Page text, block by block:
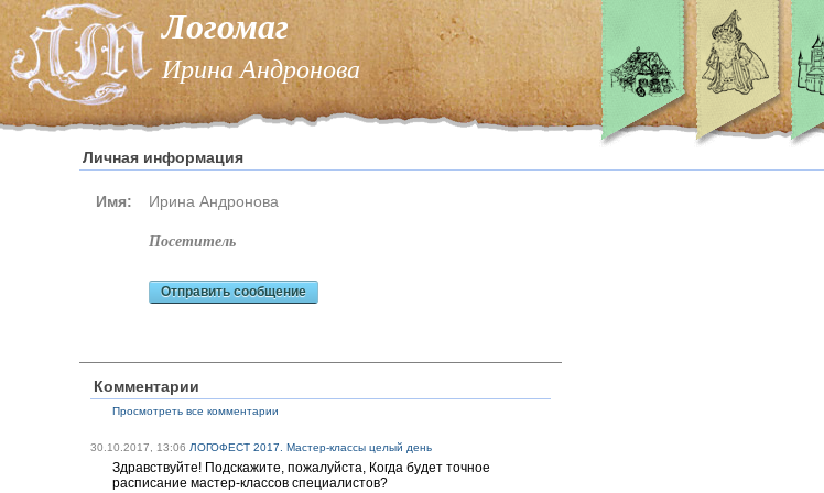
Логомаг
Ирина Андронова
Личная информация
Имя: Ирина Андронова
посетитель
Отправить сообщение
Комментарии
Просмотреть все комментарии
30.10.2017, 13:06 ЛОГОФЕСТ 2017. Мастер-классы целый день
Здравствуйте! Подскажите, пожалуйста, Когда будет точное
расписание мастер-классов специалистов?